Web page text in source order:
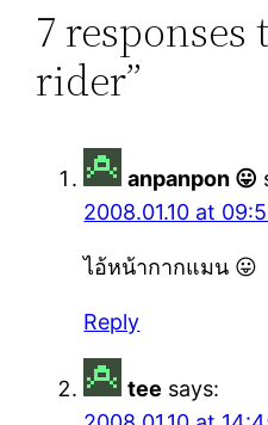
7 responses
rider”
anpanpon 😛
2008.01.10 at
ไอ้หน้ากากแมน 😛
Reply
tee says: